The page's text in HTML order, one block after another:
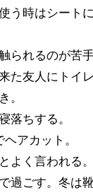
う時はシート
られるのが苦手
た友人にトイレ
。
落ちする。
アカット。
よく言われる。
過ごす。冬は